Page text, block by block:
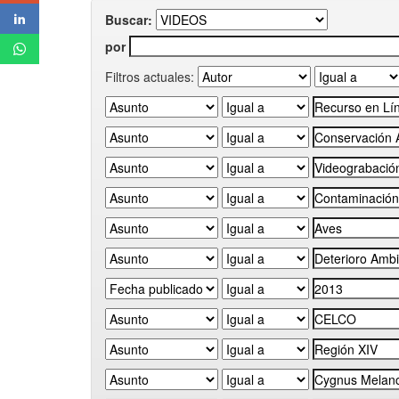
Buscar:
por
Filtros actuales: